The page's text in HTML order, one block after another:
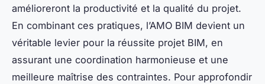
amélioreront la productivité et la qualité du projet.
En combinant ces pratiques, l’AMO BIM devient un
véritable levier pour la réussite projet BIM, en
assurant une coordination harmonieuse et une
meilleure maîtrise des contraintes. Pour approfondir